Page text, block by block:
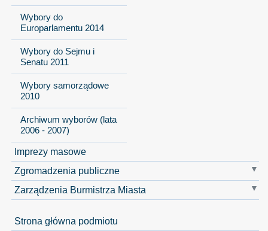
Wybory do
Europarlamentu 2014
Wybory do Sejmu i
Senatu 2011
Wybory samorządowe
2010
Archiwum wyborów (lata
2006 - 2007)
Imprezy masowe
Zgromadzenia publiczne
Zarządzenia Burmistrza Miasta
Strona główna podmiotu